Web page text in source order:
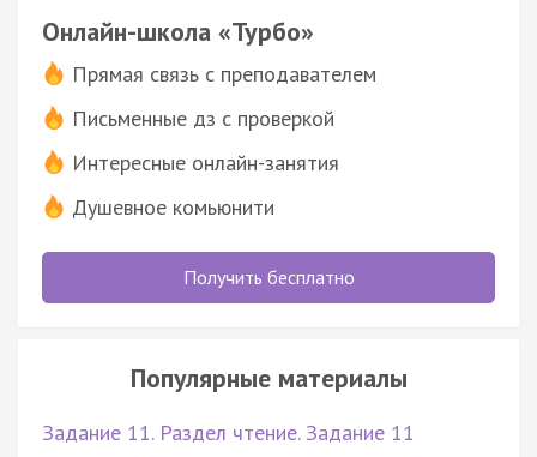
Онлайн-школа «Турбо»
Прямая связь с преподавателем
Письменные дз с проверкой
Интересные онлайн-занятия
Душевное комьюнити
Получить бесплатно
Популярные материалы
Задание 11. Раздел чтение. Задание 11